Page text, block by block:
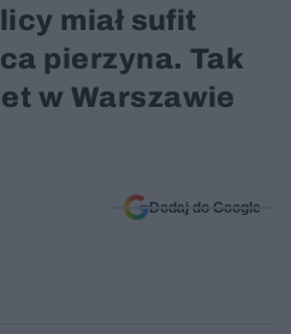
miał sufit
pierzyna. Tak
w Warszawie
Dodaj do Google